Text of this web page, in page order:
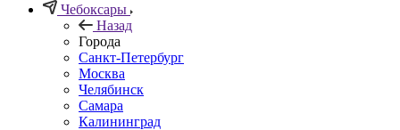
Чебоксары
Назад
Города
Санкт-Петербург
Москва
Челябинск
Самара
Калининград